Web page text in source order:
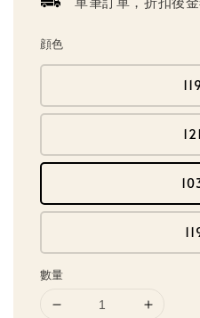
顔色
數量